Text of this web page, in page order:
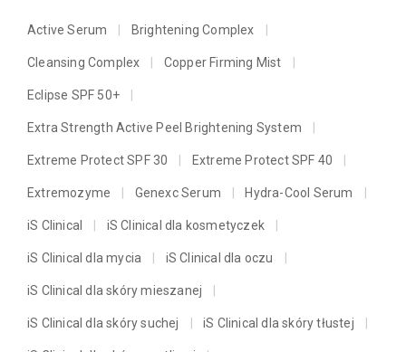
Active Serum Brightening Complex
Cleansing Complex Copper Firming Mist
Eclipse SPF 50+
Extra Strength Active Peel Brightening System
Extreme Protect SPF 30 Extreme Protect SPF 40
Extremozyme Genexc Serum Hydra-Cool Serum
iS Clinical iS Clinical dla kosmetyczek
iS Clinical dla mycia iS Clinical dla oczu
iS Clinical dla skóry mieszanej
iS Clinical dla skóry suchej iS Clinical dla skóry tłustej